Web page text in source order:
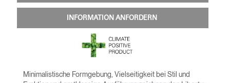
INFORMATION ANFORDERN
Minimalistische Formgebung, Vielseitigkeit bei Stil und